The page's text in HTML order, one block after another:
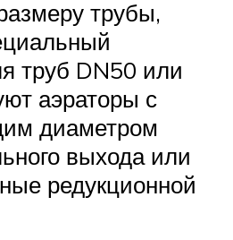
трубы,
труб DN50 или
аэраторы с
диаметром
выхода или
редукционной